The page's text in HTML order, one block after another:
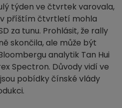
týden ve čtvrtek varovala,
v příštím čtvrtletí mohla
za tunu. Prohlásit, že rally
skončila, ale může být
analytik Tan Hui
Spectron. Důvody vidí ve
pobídky čínské vlády